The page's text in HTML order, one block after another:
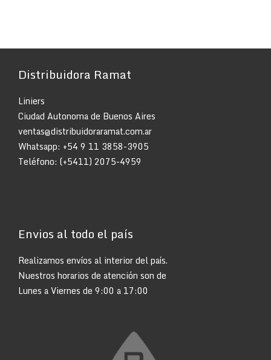
Distribuidora Ramat
Liniers
Ciudad Autonoma de Buenos Aires
ventas@distribuidoraramat.com.ar
Whatsapp: +54 9 11 3858-3905
Teléfono: (+5411) 2075-4959
Envios al todo el país
Realizamos envíos al interior del país.
Nuestros horarios de atención son de
Lunes a Viernes de 9:00 a 17:00